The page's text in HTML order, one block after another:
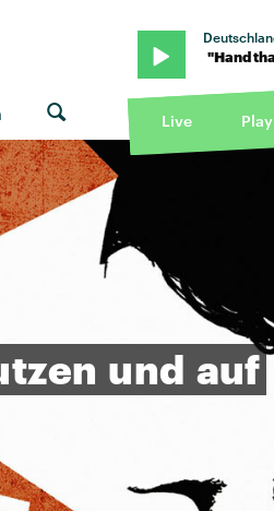
x Amy Lee · "Hand that feeds"
Live
und auf